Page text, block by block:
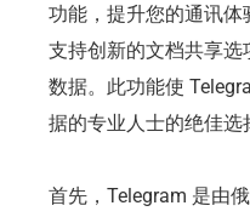
功能，提升您的通讯体
支持创新的文档共享选
数据。此功能使
据的专业人士的绝佳选
首先，Telegram 是由